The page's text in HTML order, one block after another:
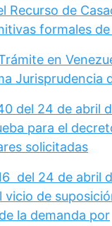
Recurso de
formales
en
Jurisprudencia
del 24 de abril
para el
solicitadas
del 24 de abril
vicio de
la demanda por